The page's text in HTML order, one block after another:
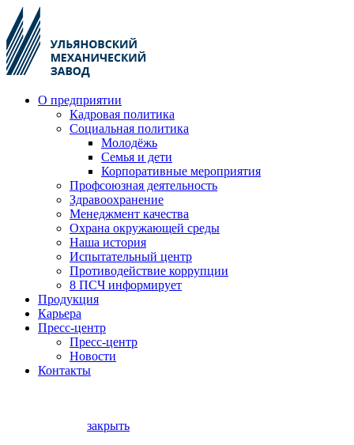
О предприятии
Кадровая политика
Социальная политика
Молодёжь
Семья и дети
Корпоративные мероприятия
Профсоюзная деятельность
Здравоохранение
Менеджмент качества
Охрана окружающей среды
Наша история
Испытательный центр
Противодействие коррупции
8 ПСЧ информирует
Продукция
Карьера
Пресс-центр
Пресс-центр
Новости
Контакты
закрыть